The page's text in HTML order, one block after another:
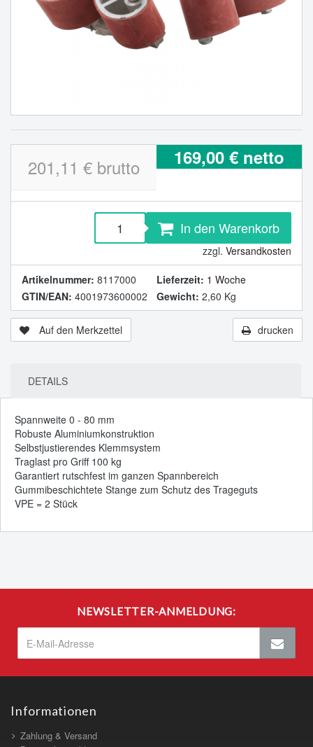
201,11 € brutto 169,00 € netto
In den Warenkorb
zzgl. Versandkosten
Artikelnummer: 8117000 Lieferzeit: 1 Woche
GTIN/EAN: 4001973600002 Gewicht: 2,60 Kg
Auf den Merkzettel drucken
DETAILS
Spannweite 0 - 80 mm
Robuste Aluminiumkonstruktion
Selbstjustierendes Klemmsystem
Traglast pro Griff 100 kg
Garantiert rutschfest im ganzen Spannbereich
Gummibeschichtete Stange zum Schutz des Trageguts
VPE = 2 Stück
NEWSLETTER-ANMELDUNG:
Informationen
Zahlung & Versand